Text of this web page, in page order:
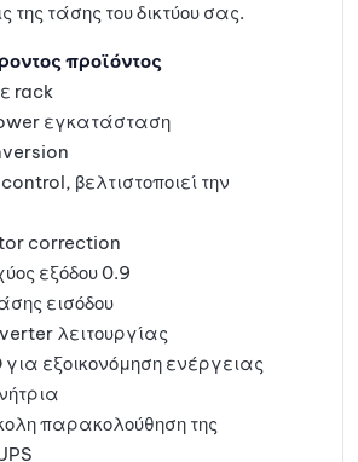
της τάσης του δικτύου σας.
προϊόντος
rack
εγκατάσταση
βελτιστοποιεί την
correction
εξόδου 0.9
εισόδου
λειτουργίας
εξοικονόμηση ενέργειας
παρακολούθηση της